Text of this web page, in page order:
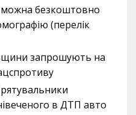
безкоштовно
(перелік
запрошують на
в ДТП авто